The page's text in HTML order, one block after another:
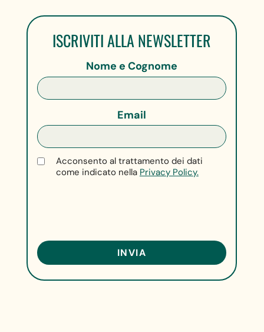
ISCRIVITI ALLA NEWSLETTER
Nome e Cognome
Email
Acconsento al trattamento dei dati
come indicato nella Privacy Policy.